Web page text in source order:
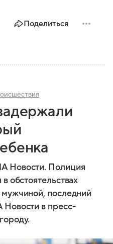
Поделиться
Новости. Полиция
обстоятельствах
мужчиной, последний
в пресс-